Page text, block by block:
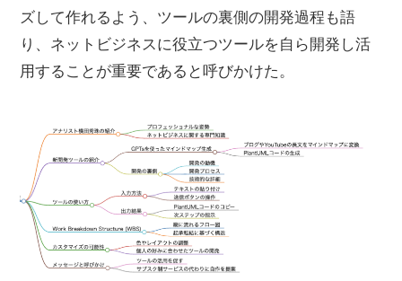
ズして作れるよう、ツールの裏側の開発過程も語
り、ネットビジネスに役立つツールを自ら開発し活
用することが重要であると呼びかけた。